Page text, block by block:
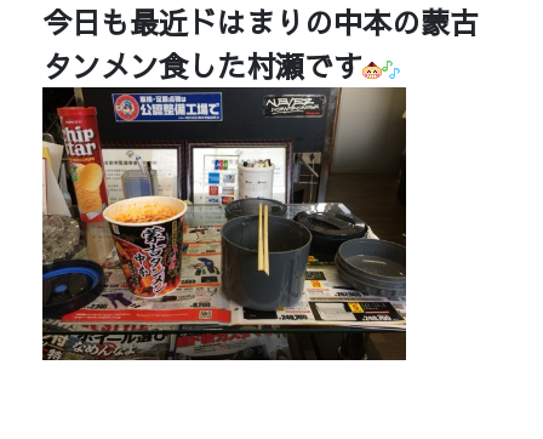
今日も最近ドはまりの中本の蒙古
タンメン食した村瀬です